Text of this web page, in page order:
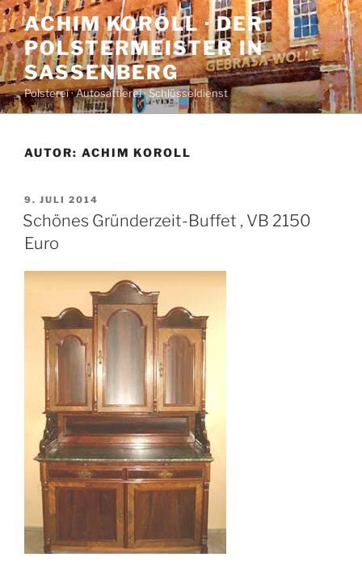
Zum
Inhalt
springen
ACHIM KOROLL · DER
POLSTERMEISTER IN
SASSENBERG
Polsterei · Autosattlerei · Schlüsseldienst
AUTOR: ACHIM KOROLL
VERÖFFENTLICHT
AM
9. JULI 2014
Schönes Gründerzeit-Buffet , VB 2150
Euro